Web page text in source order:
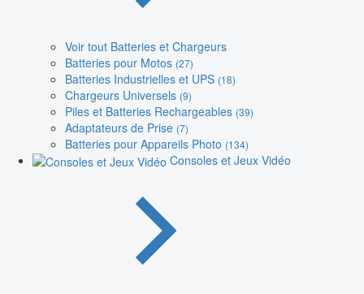
Voir tout Batteries et Chargeurs
Batteries pour Motos (27)
Batteries Industrielles et UPS (18)
Chargeurs Universels (9)
Piles et Batteries Rechargeables (39)
Adaptateurs de Prise (7)
Batteries pour Appareils Photo (134)
Consoles et Jeux Vidéo